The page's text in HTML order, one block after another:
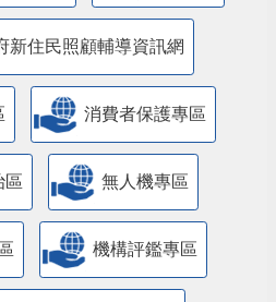
新住民照顧輔導資訊網
消費者保護專區
區 無人機專區
機構評鑑專區